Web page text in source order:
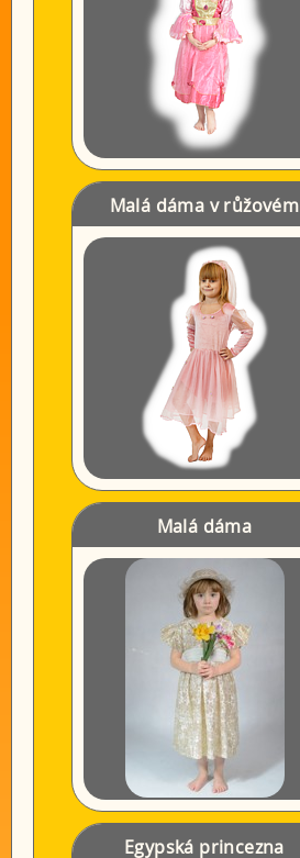
Malá dáma v růžovém
Malá dáma
Egypská princezna